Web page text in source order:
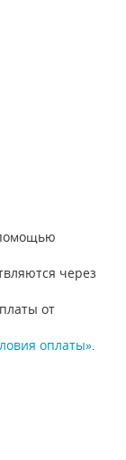
через
от
оплаты»